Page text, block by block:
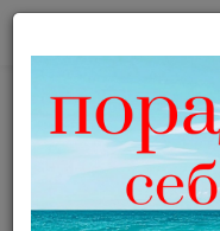
Главная Каталог
Брошь